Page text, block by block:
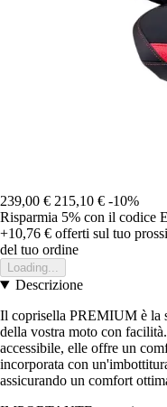
239,00 € 215,10 € -10%
Risparmia 5% con il codice
+10,76 € offerti sul tuo
del tuo ordine
Loading...
Descrizione
Il coprisella PREMIUM è la
della vostra moto con
accessibile, elle offre un
incorporata con
assicurando un comfort